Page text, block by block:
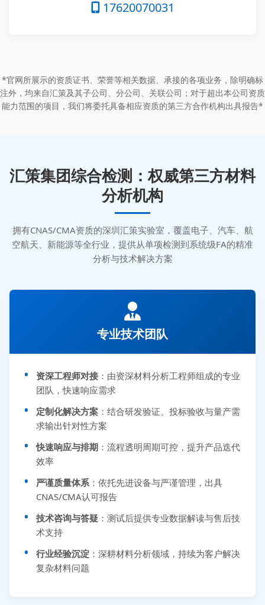
17620070031
*官网所展示的资质证书、荣誉等相关数据、承接的各项业务，除明确标
注外，均来自汇策及其子公司、分公司、关联公司；对于超出本公司资质
能力范围的项目，我们将委托具备相应资质的第三方合作机构出具报告*
汇策集团综合检测：权威第三方材料
分析机构
拥有CNAS/CMA资质的深圳汇策实验室，覆盖电子、汽车、航
空航天、新能源等全行业，提供从单项检测到系统级FA的精准
分析与技术解决方案
专业技术团队
资深工程师对接 ：由资深材料分析工程师组成的专业
团队，快速响应需求
定制化解决方案 ：结合研发验证、投标验收与量产需
求输出针对性方案
快速响应与排期 ：流程透明周期可控，提升产品迭代
效率
严谨质量体系 ：依托先进设备与严谨管理，出具
CNAS/CMA认可报告
技术咨询与答疑 ：测试后提供专业数据解读与售后技
术支持
行业经验沉淀 ：深耕材料分析领域，持续为客户解决
复杂材料问题